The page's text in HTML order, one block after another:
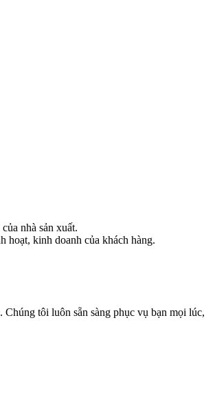
nhà sản xuất.
hoạt, kinh doanh của khách hàng.
. Chúng tôi luôn sẵn sàng phục vụ bạn mọi lúc,